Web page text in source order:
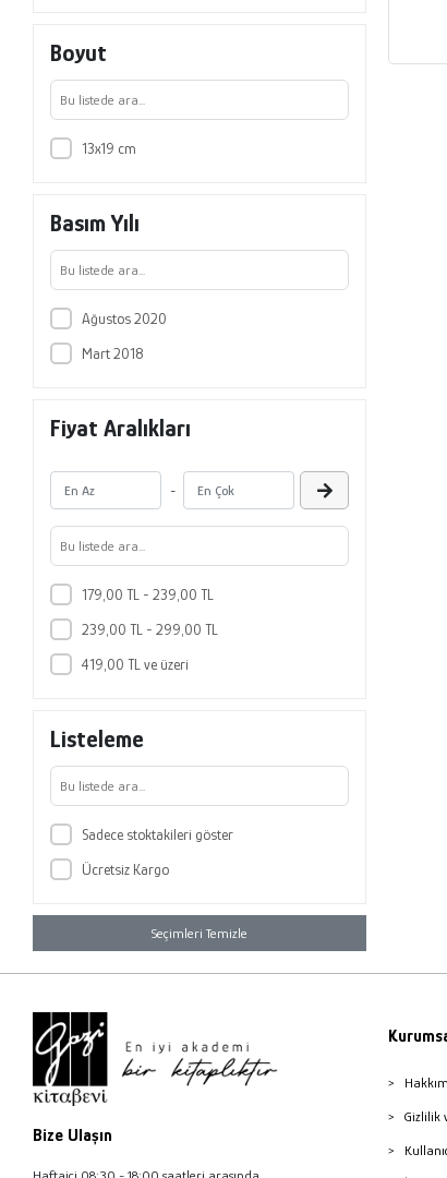
Boyut
13x19 cm
Basım Yılı
Ağustos 2020
Mart 2018
Fiyat Aralıkları
-
179,00 TL - 239,00 TL
239,00 TL - 299,00 TL
419,00 TL ve üzeri
Listeleme
Sadece stoktakileri göster
Ücretsiz Kargo
Seçimleri Temizle
Bize Ulaşın
Gizlilik